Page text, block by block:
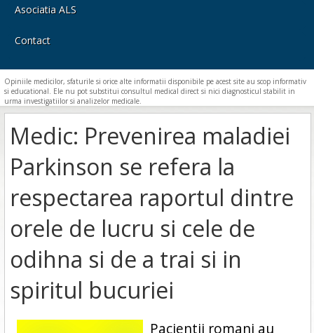
Asociatia ALS
Contact
Opiniile medicilor, sfaturile si orice alte informatii disponibile pe acest site au scop informativ
si educational. Ele nu pot substitui consultul medical direct si nici diagnosticul stabilit in
urma investigatiilor si analizelor medicale.
Medic: Prevenirea maladiei
Parkinson se refera la
respectarea raportul dintre
orele de lucru si cele de
odihna si de a trai si in
spiritul bucuriei
Pacientii romani au